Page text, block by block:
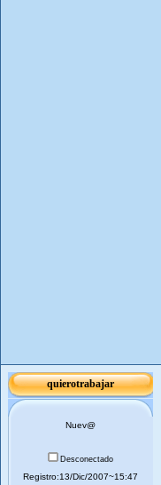
quierotrabajar
Nuev@
Desconectado
Registro:13/Dic/2007~15:47